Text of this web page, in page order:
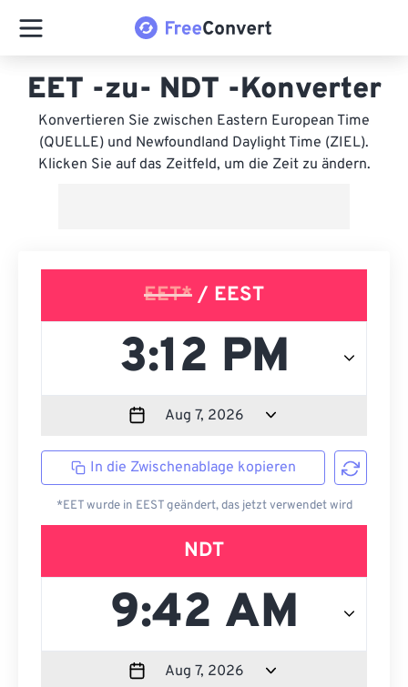
EET -zu- NDT -Konverter
Konvertieren Sie zwischen Eastern European Time
(QUELLE) und Newfoundland Daylight Time (ZIEL).
Klicken Sie auf das Zeitfeld, um die Zeit zu ändern.
EET* / EEST
In die Zwischenablage kopieren
*EET wurde in EEST geändert, das jetzt verwendet wird
NDT